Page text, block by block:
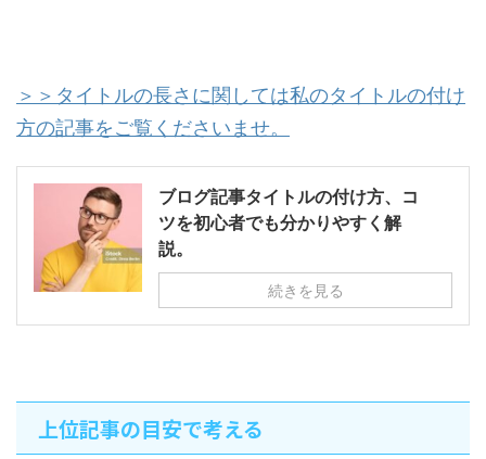
＞＞タイトルの長さに関しては私のタイトルの付け
方の記事をご覧くださいませ。
ブログ記事タイトルの付け方、コ
ツを初心者でも分かりやすく解
説。
続きを見る
上位記事の目安で考える